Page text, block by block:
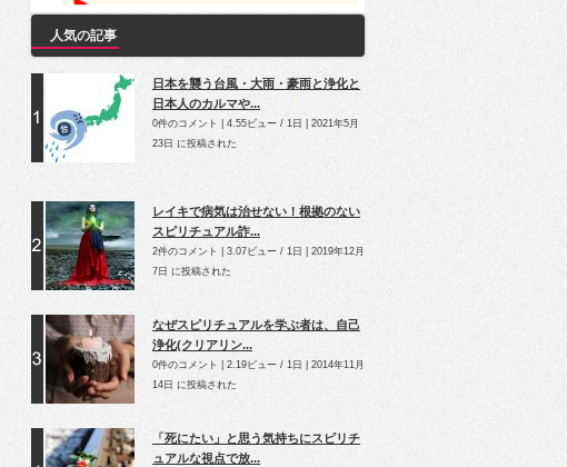
人気の記事
日本を襲う台風・大雨・豪雨と浄化と
日本人のカルマや...
0件のコメント 4.55ビュー / 1日
2021年5月
23日 に投稿された
レイキで病気は治せない！根拠のない
スピリチュアル詐...
2件のコメント 3.07ビュー / 1日
2019年12月
7日 に投稿された
なぜスピリチュアルを学ぶ者は、自己
浄化(クリアリン...
0件のコメント 2.19ビュー / 1日
2014年11月
14日 に投稿された
「死にたい」と思う気持ちにスピリチ
ュアルな視点で放...